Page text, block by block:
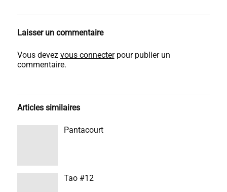
Laisser un commentaire
Vous devez vous connecterpour publier un
commentaire.
Articles similaires
Pantacourt
Tao #12